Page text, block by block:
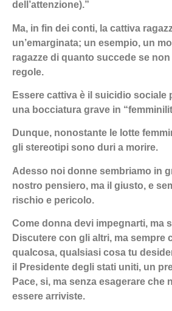
dell’attenzione).”
Ma, in fin dei conti, la cattiva
un’emarginata; un esempio, un
ragazze di quanto succede se
regole.
Essere cattiva è il suicidio sociale
una bocciatura grave in
Dunque, nonostante le lotte
gli stereotipi sono duri a morire.
Adesso noi donne sembriamo in
nostro pensiero, ma il giusto, e
rischio e pericolo.
Come donna devi impegnarti, ma
Discutere con gli altri, ma sempre
qualcosa, qualsiasi cosa tu
il Presidente degli stati uniti, un
Pace, si, ma senza esagerare che
essere arriviste.